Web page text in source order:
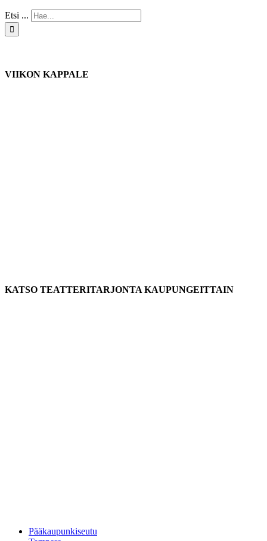
Etsi ...
VIIKON KAPPALE
KATSO TEATTERITARJONTA KAUPUNGEITTAIN
Pääkaupunkiseutu